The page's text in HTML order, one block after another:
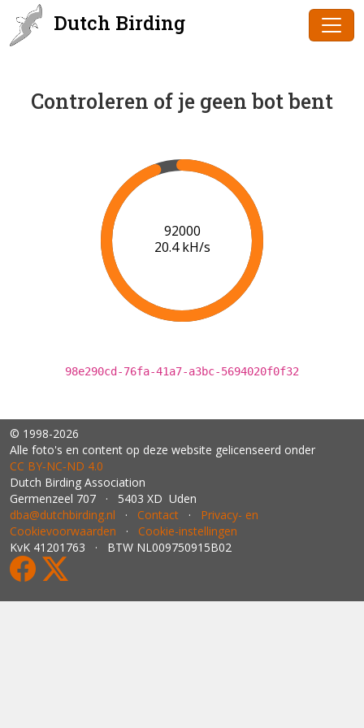
Dutch Birding
Controleren of je geen bot bent
94000
20.5 kH/s
98e290cd-76fa-41a7-a3bc-5694020f0f32
© 1998-2026
Alle foto's en content op deze website gelicenseerd onder
CC BY‑NC‑ND 4.0
Dutch Birding Association
Germenzeel 707 · 5403 XD Uden
dba@dutchbirding.nl · Contact · Privacy- en
Cookievoorwaarden · Cookie-instellingen
KvK 41201763 · BTW NL009750915B02